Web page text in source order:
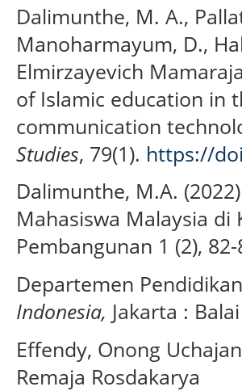
Dalimunthe, M. A.,
Manoharmayum, D.,
Elmirzayevich
of Islamic education in
communication
Studies, 79(1). https://
Dalimunthe, M.A.
Mahasiswa Malaysia di
Pembangunan 1 (2), 82-
Departemen
Indonesia, Jakarta :
Effendy, Onong
Remaja Rosdakarya